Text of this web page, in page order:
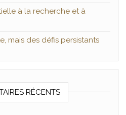
à la recherche et à
mais des défis persistants
RÉCENTS